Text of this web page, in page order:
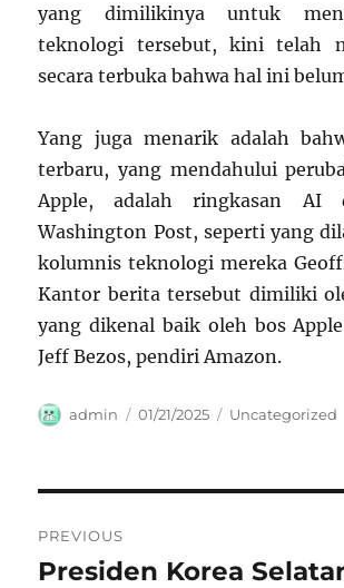
yang dimilikinya untuk
teknologi tersebut, kini telah
secara terbuka bahwa hal ini
Yang juga menarik adalah
terbaru, yang mendahului
Apple, adalah ringkasan AI
Washington Post, seperti yang
kolumnis teknologi mereka
Kantor berita tersebut dimiliki
yang dikenal baik oleh bos
Jeff Bezos, pendiri Amazon.
Author
admin
Posted
01/21/2025 Categories
Uncategorized
pos
PREVIOUS
Previous
Presiden Korea